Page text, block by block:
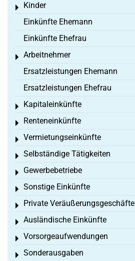
Kinder
Toggle menu
Einkünfte Ehemann
Einkünfte Ehefrau
Arbeitnehmer
Toggle menu
Ersatzleistungen Ehemann
Ersatzleistungen Ehefrau
Kapitaleinkünfte
Toggle menu
Renteneinkünfte
Toggle menu
Vermietungseinkünfte
Toggle menu
Selbständige Tätigkeiten
Toggle menu
Gewerbebetriebe
Toggle menu
Sonstige Einkünfte
Toggle menu
Private Veräußerungsgeschäfte
Toggle menu
Ausländische Einkünfte
Toggle menu
Vorsorgeaufwendungen
Toggle menu
Sonderausgaben
Toggle menu